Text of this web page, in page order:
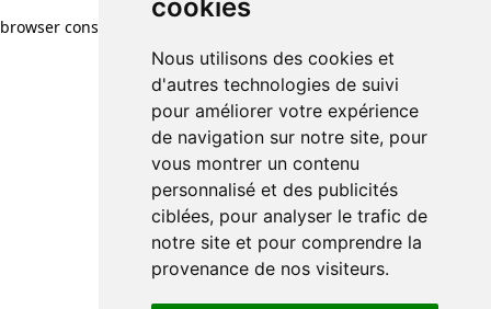
cookies
Nous utilisons des cookies et
d'autres technologies de suivi
pour améliorer votre expérience
de navigation sur notre site, pour
vous montrer un contenu
personnalisé et des publicités
ciblées, pour analyser le trafic de
notre site et pour comprendre la
provenance de nos visiteurs.
browser console for more information)